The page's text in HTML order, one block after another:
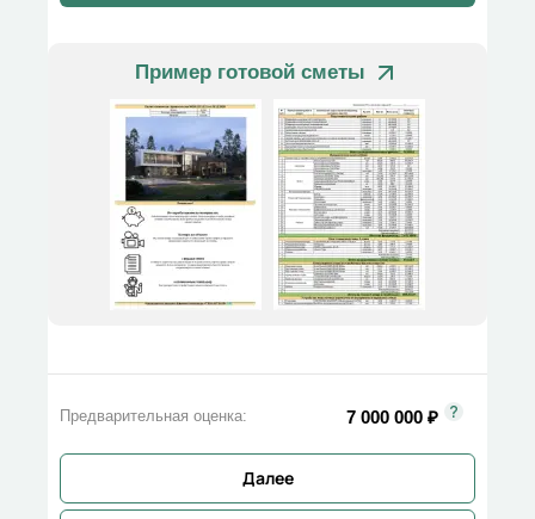
Пример готовой сметы
Предварительная оценка: 7 000 000 ₽
Далее